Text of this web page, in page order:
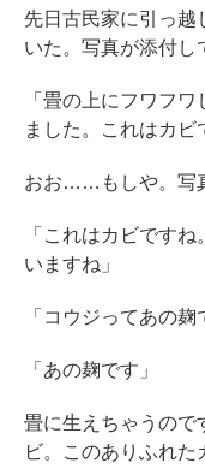
先日古民家に引っ越
いた。写真が添付し
「畳の上にフワフ
ました。これはカビ
おお……もしや。写
「これはカビです
いますね」
「コウジってあの麹
「あの麹です」
畳に生えちゃうので
ビ。このありふれた